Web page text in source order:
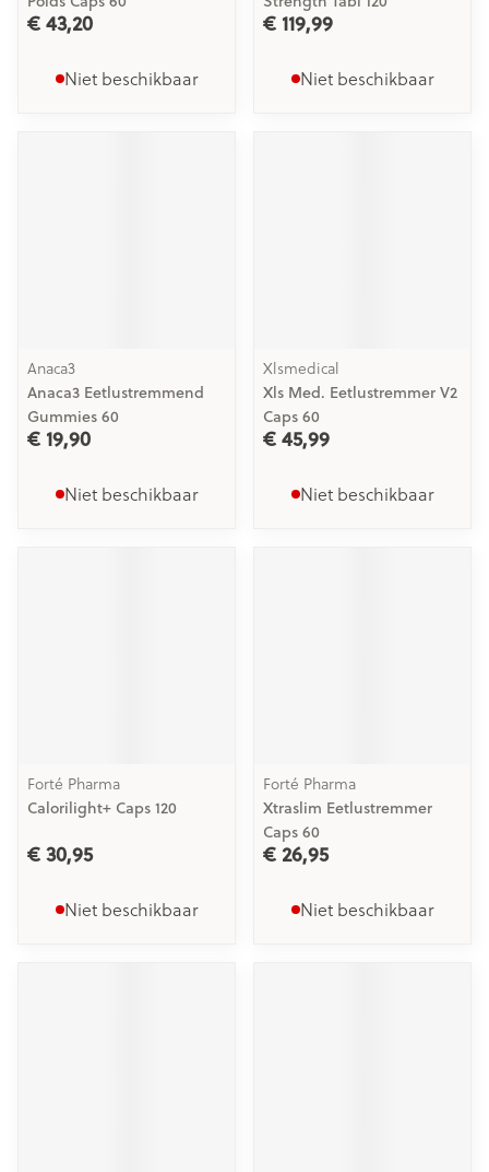
€ 43,20
Niet beschikbaar
€ 119,99
Niet beschikbaar
Anaca3
Anaca3 Eetlustremmend
Gummies 60
€ 19,90
Niet beschikbaar
Xlsmedical
Xls Med. Eetlustremmer V2
Caps 60
€ 45,99
Niet beschikbaar
Forté Pharma
Calorilight+ Caps 120
€ 30,95
Niet beschikbaar
Forté Pharma
Xtraslim Eetlustremmer
Caps 60
€ 26,95
Niet beschikbaar